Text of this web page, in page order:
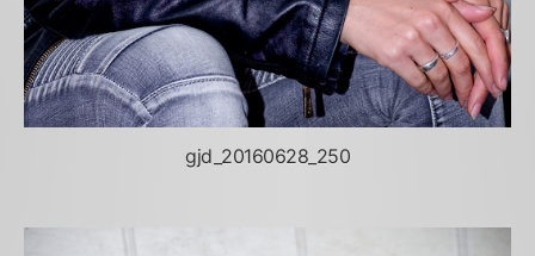
gjd_20160628_250